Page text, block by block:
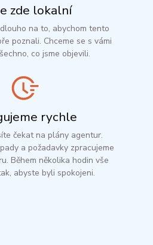
zde lokalní
na to, abychom tento
poznali. Chceme se s vámi
co jsme objevili.
rychle
čekat na plány agentur.
a požadavky zpracujeme
Během několika hodin vše
abyste byli spokojeni.